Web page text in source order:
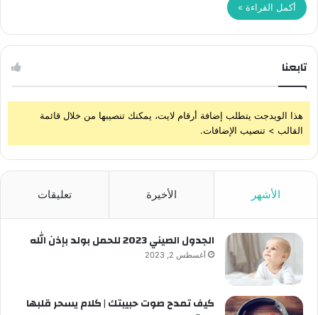
أكمل القراءة »
تابعنا
هذا الويدجت يتطلب إضافة أرقام لايت، يمكنك تنصيبها من خلال قائمة
القالب > تنصيب الإضافات.
الأشهر الأخيرة تعليقات
الجدول الصيني 2023 للحمل بولد بإذن الله
أغسطس 2, 2023
كيف تمدح صوت حبيبتك | كلام يسحر قلبها